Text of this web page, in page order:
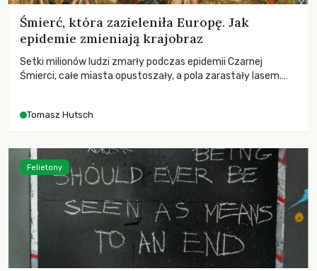
Śmierć, która zazieleniła Europę. Jak
epidemie zmieniają krajobraz
Setki milionów ludzi zmarły podczas epidemii Czarnej
Śmierci, całe miasta opustoszały, a pola zarastały lasem.
największych katastrof w swoich dziejach.
Tomasz Hutsch
Felietony